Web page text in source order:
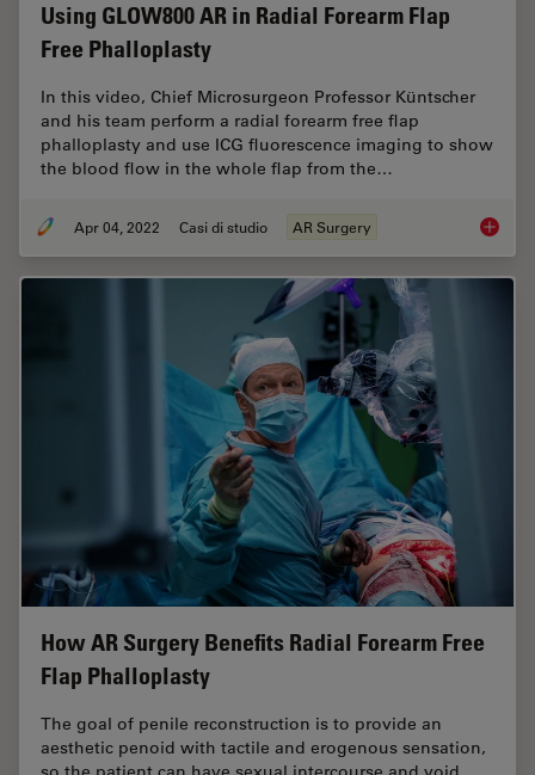
Using GLOW800 AR in Radial Forearm Flap
Free Phalloplasty
In this video, Chief Microsurgeon Professor Küntscher
and his team perform a radial forearm free flap
phalloplasty and use ICG fluorescence imaging to show
the blood flow in the whole flap from the…
Apr 04, 2022 Casi di studio AR Surgery Using
How AR Surgery Benefits Radial Forearm Free
Flap Phalloplasty
The goal of penile reconstruction is to provide an
aesthetic penoid with tactile and erogenous sensation,